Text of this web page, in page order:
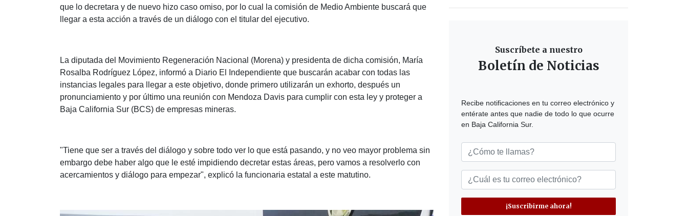
que lo decretara y de nuevo hizo caso omiso, por lo cual la comisión de Medio Ambiente buscará que
llegar a esta acción a través de un diálogo con el titular del ejecutivo.
La diputada del Movimiento Regeneración Nacional (Morena) y presidenta de dicha comisión, María
Rosalba Rodríguez López, informó a Diario El Independiente que buscarán acabar con todas las
instancias legales para llegar a este objetivo, donde primero utilizarán un exhorto, después un
pronunciamiento y por último una reunión con Mendoza Davis para cumplir con esta ley y proteger a
Baja California Sur (BCS) de empresas mineras.
"Tiene que ser a través del diálogo y sobre todo ver lo que está pasando, y no veo mayor problema sin
embargo debe haber algo que le esté impidiendo decretar estas áreas, pero vamos a resolverlo con
acercamientos y diálogo para empezar", explicó la funcionaria estatal a este matutino.
Suscríbete a nuestro
Boletín de Noticias
Recibe notificaciones en tu correo electrónico y
entérate antes que nadie de todo lo que ocurre
en Baja California Sur.
¡Suscribirme ahora!